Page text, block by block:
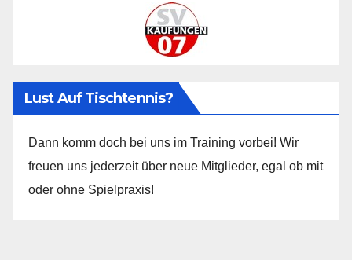
Lust Auf Tischtennis?
Dann komm doch bei uns im Training vorbei! Wir
freuen uns jederzeit über neue Mitglieder, egal ob mit
oder ohne Spielpraxis!